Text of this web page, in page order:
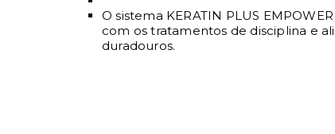
O sistema KERATIN PLUS
com os tratamentos de disciplina e
duradouros.